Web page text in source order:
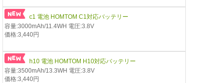
c1 電池 HOMTOM C1対応バッテリー
容量:3000mAh/11.4WH 電圧:3.8V
価格:3,440円
h10 電池 HOMTOM H10対応バッテリー
容量:3500mAh/13.3WH 電圧:3.8V
価格:3,440円